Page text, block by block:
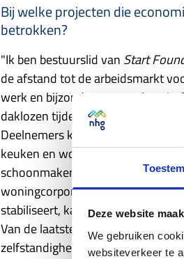
Deze website
We gebruiken
websiteverkeer te
Bij welke projecten die
betrokken?
"Ik ben bestuurslid van Start
de afstand tot de arbeidsmarkt
werk en bijzonder trots op ben, is
daklozen tijdelijk onderdak, een
Deelnemers krijgen zes maanden
keuken en woonkamer. Ze
schoonmaken. Wat dit project zo
woningcorporaties: als een
stabiliseert, kan die doorstromen
Van de laatste 100 deelnemers
zelfstandigheid.”